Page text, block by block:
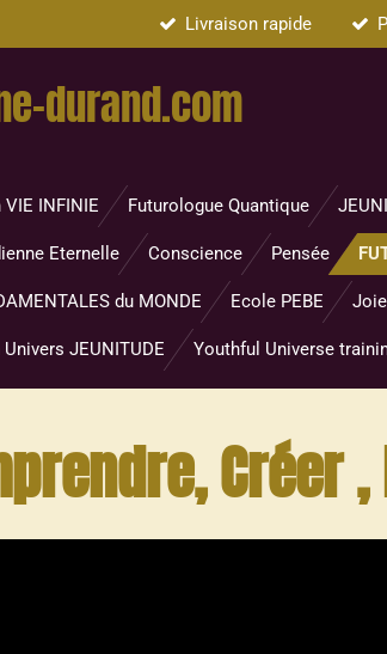
Livraison rapide
durand.com
INFINIE Futurologue Quantique
Eternelle Conscience Pensée
du MONDE Ecole PEBE
JEUNITUDE Youthful Universe
Créer ,